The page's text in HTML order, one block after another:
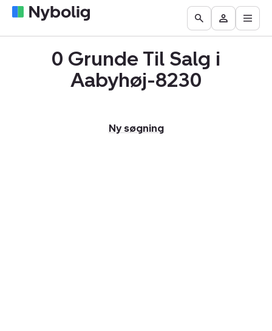
Boliger
til
Find
mægler
Få
vurderet
bolig
Go
to
the
Search
page
Besøg
Mit
Åbn
0 Grunde Til Salg i
Aabyhøj-8230
Ny søgning